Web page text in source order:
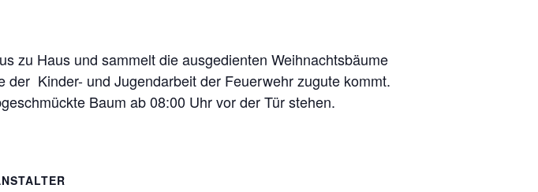
zu Haus und sammelt die ausgedienten Weihnachtsbäume
Kinder- und Jugendarbeit der Feuerwehr zugute kommt.
Baum ab 08:00 Uhr vor der Tür stehen.